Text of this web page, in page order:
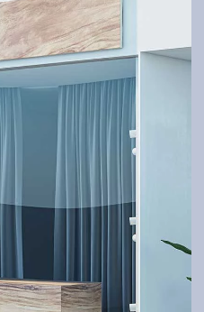
– ganz nach Ihren